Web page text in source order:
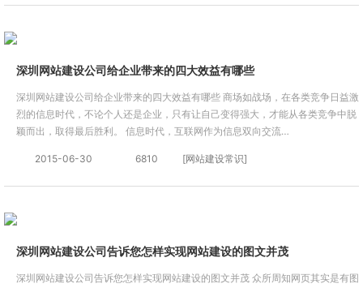
深圳网站建设公司给企业带来的四大效益有哪些
深圳网站建设公司给企业带来的四大效益有哪些 商场如战场，在各类竞争日益激
烈的信息时代，不论个人还是企业，只有让自己变得强大，才能从各类竞争中脱
颖而出，取得最后胜利。 信息时代，互联网作为信息双向交流…
2015-06-30 6810 [网站建设常识]
深圳网站建设公司告诉您怎样实现网站建设的图文并茂
深圳网站建设公司告诉您怎样实现网站建设的图文并茂 众所周知网页其实是有图